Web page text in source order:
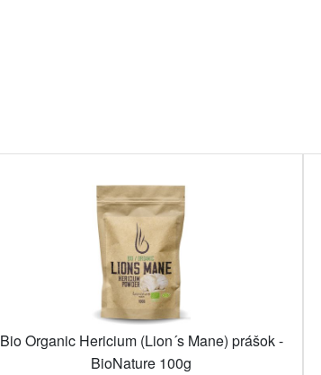
Bio Organic Hericium (Lion´s Mane) prášok -
BioNature 100g